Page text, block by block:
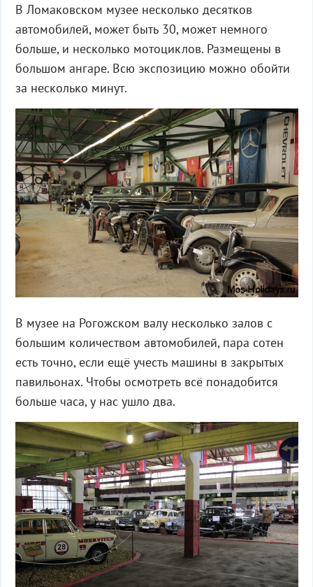
В Ломаковском музее несколько десятков
автомобилей, может быть 30, может немного
больше, и несколько мотоциклов. Размещены в
большом ангаре. Всю экспозицию можно обойти
за несколько минут.
В музее на Рогожском валу несколько залов с
большим количеством автомобилей, пара сотен
есть точно, если ещё учесть машины в закрытых
павильонах. Чтобы осмотреть всё понадобится
больше часа, у нас ушло два.